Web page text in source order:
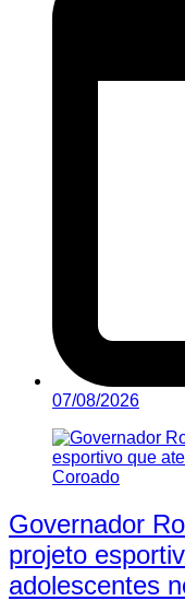
07/08/2026
Governador
projeto
adolescentes